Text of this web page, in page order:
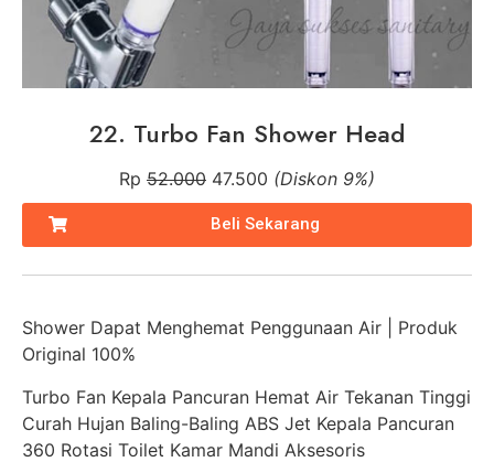
22. Turbo Fan Shower Head
Rp 52.000 47.500 (Diskon 9%)
Beli Sekarang
Shower Dapat Menghemat Penggunaan Air | Produk
Original 100%
Turbo Fan Kepala Pancuran Hemat Air Tekanan Tinggi
Curah Hujan Baling-Baling ABS Jet Kepala Pancuran
360 Rotasi Toilet Kamar Mandi Aksesoris